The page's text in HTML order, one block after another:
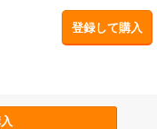
第一線で活躍する鈴木大
います。本書で振り飛車
囲いで駒をさばき、圧倒
ださい。
登録して購入